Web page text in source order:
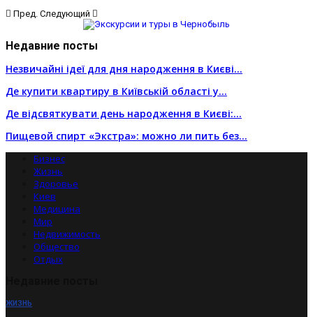
Пред. Следующий
Недавние посты
Незвичайні ідеї для дня народження в Києві…
Де купити квартиру в Київській області у…
Де відсвяткувати день народження в Києві:…
Пищевой спирт «Экстра»: можно ли пить без…
Бизнес
Жизнь
Здоровье
Киев
Медицина
Мир
Недвижимость
Общество
Отдых
ЖИЗНЬ